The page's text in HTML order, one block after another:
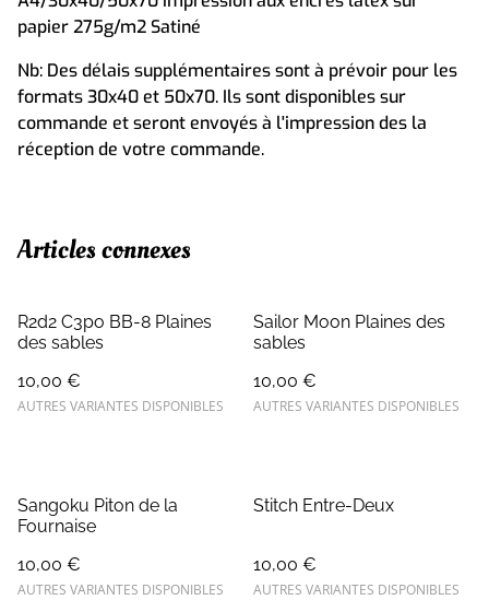
papier 275g/m2 Satiné
Nb: Des délais supplémentaires sont à prévoir pour les
formats 30x40 et 50x70. Ils sont disponibles sur
commande et seront envoyés à l'impression des la
réception de votre commande.
Articles connexes
R2d2 C3po BB-8 Plaines
des sables
10,00 €
AUTRES VARIANTES DISPONIBLES
Sailor Moon Plaines des
sables
10,00 €
AUTRES VARIANTES DISPONIBLES
Sangoku Piton de la
Fournaise
10,00 €
AUTRES VARIANTES DISPONIBLES
Stitch Entre-Deux
10,00 €
AUTRES VARIANTES DISPONIBLES